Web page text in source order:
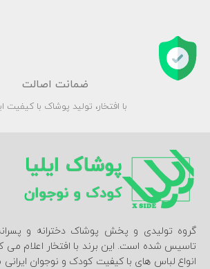
ضمانت اصالت
با افتخار، تولید پوشاک با کیفیت
تاسیس شده است. این برند با افتخار اعلام می
انواع لباس های با کیفیت کودک و نوجوان